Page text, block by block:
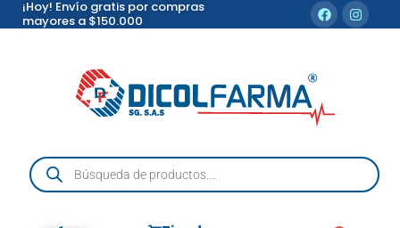
¡Hoy! Envío gratis por compras
mayores a $150.000